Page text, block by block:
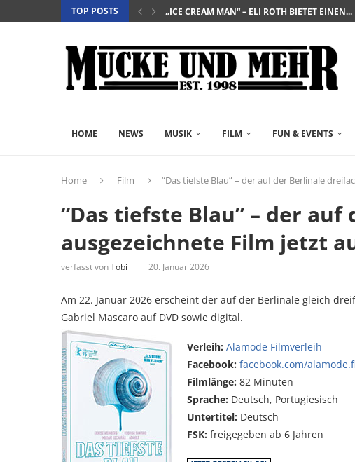
TOP POSTS
„EVERYTIME“ – BERÜHRENDE
„NIGHTBORN“ – WENN MUTTERSEIN ZUM
„INSIDIOUS: OUT OF THE FURTHER“ –
„THE FAST AND THE FURIOUS“ – DER
„SALZ UND WASSER – MIT DER LEGENDÄREN
„PALÄSTINA 36“ – DAS HISTORIEN-DRAMA
„GELIEBTER SPINNER“ – JOHN
HOME NEWS MUSIK FILM FUN & EVENTS
Home Film “Das tiefste Blau” – der auf der Berlinale
“Das tiefste Blau” – der
ausgezeichnete Film jetzt
verfasst vonTobi 20. Januar 2026
Am 22. Januar 2026 erscheint der auf der Berlinale gleich
Gabriel Mascaro auf DVD sowie digital.
Verleih: Alamode Filmverleih
Facebook: facebook.com/
Filmlänge: 82 Minuten
Sprache: Deutsch, Portugiesisch
Untertitel: Deutsch
FSK: freigegeben ab 6 Jahren